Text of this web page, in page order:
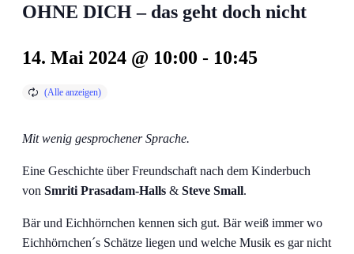
OHNE DICH – das geht doch nicht
14. Mai 2024 @ 10:00 - 10:45
Mit wenig gesprochener Sprache.
Eine Geschichte über Freundschaft nach dem Kinderbuch
von Smriti Prasadam-Halls & Steve Small.
Bär und Eichhörnchen kennen sich gut. Bär weiß immer wo
Eichhörnchen´s Schätze liegen und welche Musik es gar nicht